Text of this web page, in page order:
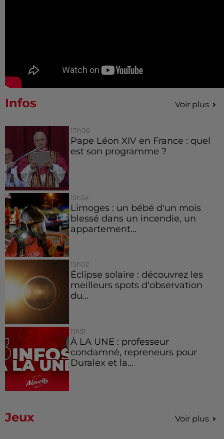
Infos Voir plus
17h06
Pape Léon XIV en France : quel
est son programme ?
15h54
Limoges : un bébé d'un mois
blessé dans un incendie, un
appartement...
15h02
Éclipse solaire : découvrez les
meilleurs spots d'observation
du...
11h51
À LA UNE : professeur
condamné, repreneurs pour
Duralex et la...
Jeux Voir plus